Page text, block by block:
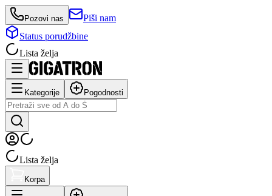
Pozovi nas
Piši nam
Status porudžbine
Lista želja
Kategorije Pogodnosti
Lista želja
Korpa